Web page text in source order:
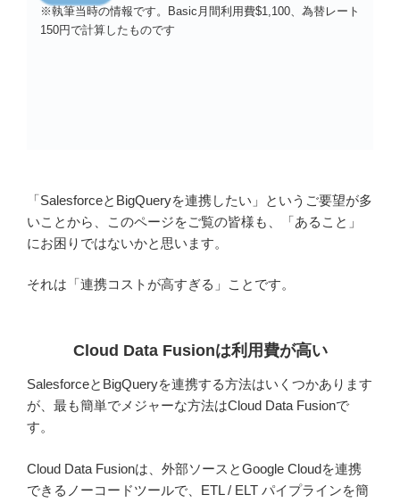
※執筆当時の情報です。Basic月間利用費$1,100、為替レート
150円で計算したものです
「SalesforceとBigQueryを連携したい」というご要望が多
いことから、このページをご覧の皆様も、「あること」
にお困りではないかと思います。
それは「連携コストが高すぎる」ことです。
Cloud Data Fusionは利用費が高い
SalesforceとBigQueryを連携する方法はいくつかあります
が、最も簡単でメジャーな方法はCloud Data Fusionで
す。
Cloud Data Fusionは、外部ソースとGoogle Cloudを連携
できるノーコードツールで、ETL / ELT パイプラインを簡